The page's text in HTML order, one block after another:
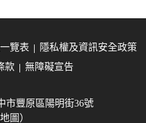
覽表
隱私權及資訊安全政策
款
無障礙宣告
市豐原區陽明街36號
地圖）